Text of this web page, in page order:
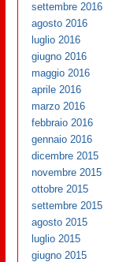
settembre 2016
agosto 2016
luglio 2016
giugno 2016
maggio 2016
aprile 2016
marzo 2016
febbraio 2016
gennaio 2016
dicembre 2015
novembre 2015
ottobre 2015
settembre 2015
agosto 2015
luglio 2015
giugno 2015